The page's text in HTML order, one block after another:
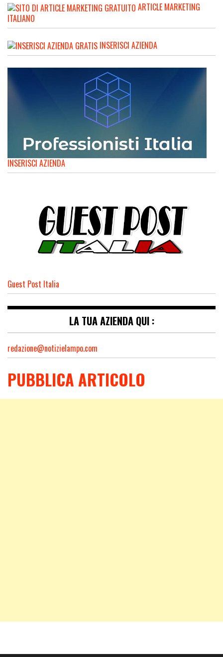
ARTICLE MARKETING
ITALIANO
INSERISCI AZIENDA
INSERISCI AZIENDA
Guest Post Italia
LA TUA AZIENDA QUI :
redazione@notizielampo.com
PUBBLICA ARTICOLO